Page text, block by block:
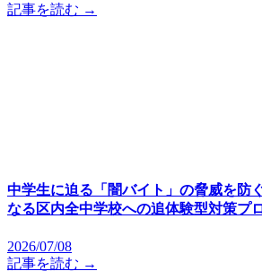
記事を読む →
中学生に迫る「闇バイト」の脅威を防
なる区内全中学校への追体験型対策プ
2026/07/08
記事を読む →